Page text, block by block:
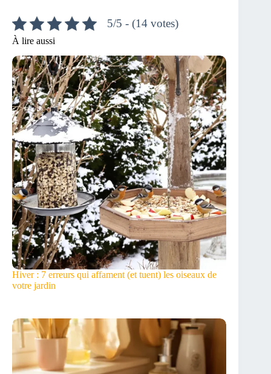
5/5 - (14 votes)
À lire aussi
Hiver : 7 erreurs qui affament (et tuent) les oiseaux de
votre jardin